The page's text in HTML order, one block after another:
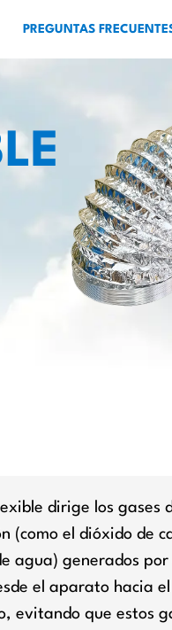
PREGUNTAS
dirige los gases
(como el dióxido de
agua) generados por
el aparato hacia
evitando que estos